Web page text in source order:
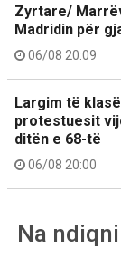
Zyrtare/
Madridin për
06/08 20:09
Largim të
protestuesit
ditën e 68-të
06/08 20:00
Na